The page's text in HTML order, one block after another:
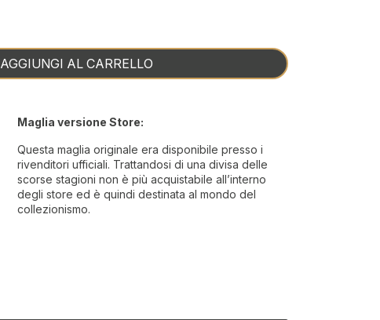
AGGIUNGI AL CARRELLO
Maglia versione Store:
Questa maglia originale era disponibile presso i
rivenditori ufficiali. Trattandosi di una divisa delle
scorse stagioni non è più acquistabile all’interno
degli store ed è quindi destinata al mondo del
collezionismo.